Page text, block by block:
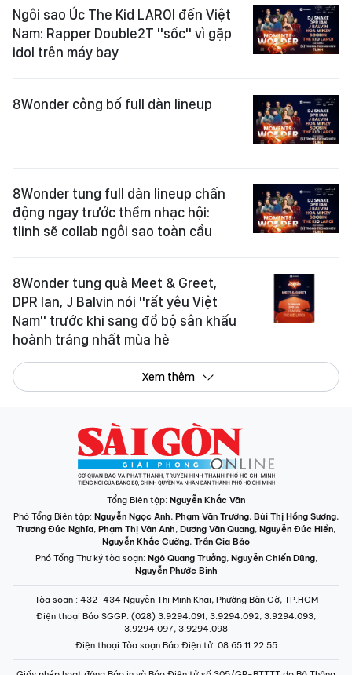
Ngôi sao Úc The Kid LAROI đến Việt
Nam: Rapper Double2T "sốc" vì gặp
idol trên máy bay
8Wonder công bố full dàn lineup
8Wonder tung full dàn lineup chấn
động ngay trước thềm nhạc hội:
tlinh sẽ collab ngôi sao toàn cầu
8Wonder tung quà Meet & Greet,
DPR Ian, J Balvin nói "rất yêu Việt
Nam" trước khi sang đổ bộ sân khấu
hoành tráng nhất mùa hè
Xem thêm
Tổng Biên tập: Nguyễn Khắc Văn
Phó Tổng Biên tập: Nguyễn Ngọc Anh, Phạm Văn Trường, Bùi Thị Hồng Sương,
Trương Đức Nghĩa, Phạm Thị Vân Anh, Dương Văn Quang, Nguyễn Đức Hiển,
Nguyễn Khắc Cường, Trần Gia Bảo
Phó Tổng Thư ký tòa soạn: Ngô Quang Trưởng, Nguyễn Chiến Dũng,
Nguyễn Phước Bình
Tòa soạn : 432-434 Nguyễn Thị Minh Khai, Phường Bàn Cờ, TP.HCM
Điện thoại Báo SGGP: (028) 3.9294.091, 3.9294.092, 3.9294.093,
3.9294.097, 3.9294.098
Điện thoại Tòa soạn Báo Điện tử: 08 65 11 22 55